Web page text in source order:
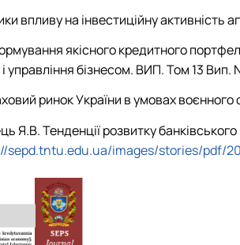
впливу на інвестиційну активність
якісного кредитного
і управління бізнесом. ВИП. Том 13
ринок України в умовах воєнного
Я.В. Тенденції розвитку
sepd.tntu.edu.ua/images/stories/pdf/